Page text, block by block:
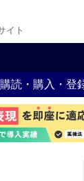
イト
購読・購入・登